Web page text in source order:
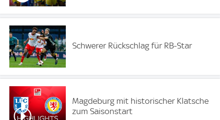
Schwerer Rückschlag für RB-Star
Magdeburg mit historischer Klatsche
zum Saisonstart